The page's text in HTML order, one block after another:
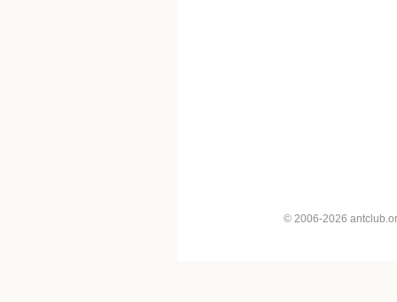
© 2006-2026